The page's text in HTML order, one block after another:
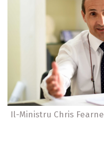
Il-Ministru Chris Fearne